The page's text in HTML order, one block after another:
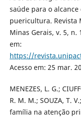
saúde para o
puericultura.
Minas Gerais, v. 5, n.
em:
https://
Acesso em: 25 mar.
MENEZES, L. G.;
R. M. M.; SOUZA, T.
família na atenção